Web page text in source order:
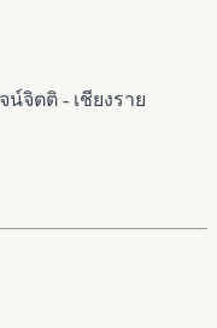
จิตติ - เชียงราย